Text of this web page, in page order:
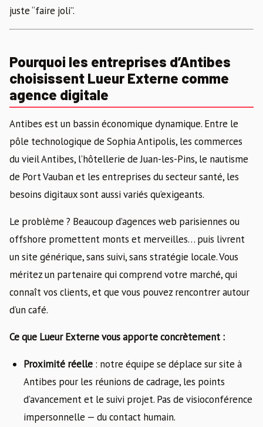
juste “faire joli”.
Pourquoi les entreprises d’Antibes
choisissent Lueur Externe comme
agence digitale
Antibes est un bassin économique dynamique. Entre le
pôle technologique de Sophia Antipolis, les commerces
du vieil Antibes, l’hôtellerie de Juan-les-Pins, le nautisme
de Port Vauban et les entreprises du secteur santé, les
besoins digitaux sont aussi variés qu’exigeants.
Le problème ? Beaucoup d’agences web parisiennes ou
offshore promettent monts et merveilles… puis livrent
un site générique, sans suivi, sans stratégie locale. Vous
méritez un partenaire qui comprend votre marché, qui
connaît vos clients, et que vous pouvez rencontrer autour
d’un café.
Ce que Lueur Externe vous apporte concrètement :
Proximité réelle : notre équipe se déplace sur site à
Antibes pour les réunions de cadrage, les points
d’avancement et le suivi projet. Pas de visioconférence
impersonnelle — du contact humain.